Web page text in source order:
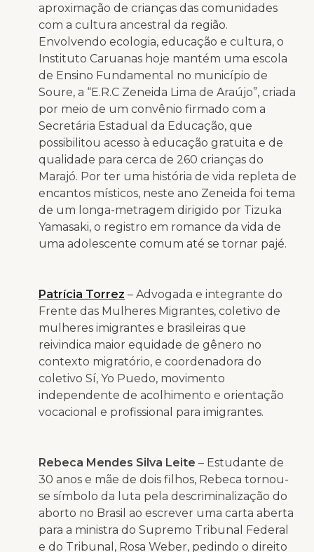
aproximação de crianças das comunidades
com a cultura ancestral da região.
Envolvendo ecologia, educação e cultura, o
Instituto Caruanas hoje mantém uma escola
de Ensino Fundamental no município de
Soure, a “E.R.C Zeneida Lima de Araújo”, criada
por meio de um convênio firmado com a
Secretária Estadual da Educação, que
possibilitou acesso à educação gratuita e de
qualidade para cerca de 260 crianças do
Marajó. Por ter uma história de vida repleta de
encantos místicos, neste ano Zeneida foi tema
de um longa-metragem dirigido por Tizuka
Yamasaki, o registro em romance da vida de
uma adolescente comum até se tornar pajé.
Patrícia Torrez – Advogada e integrante do
Frente das Mulheres Migrantes, coletivo de
mulheres imigrantes e brasileiras que
reivindica maior equidade de gênero no
contexto migratório, e coordenadora do
coletivo Sí, Yo Puedo, movimento
independente de acolhimento e orientação
vocacional e profissional para imigrantes.
Rebeca Mendes Silva Leite – Estudante de
30 anos e mãe de dois filhos, Rebeca tornou-
se símbolo da luta pela descriminalização do
aborto no Brasil ao escrever uma carta aberta
para a ministra do Supremo Tribunal Federal
e do Tribunal, Rosa Weber, pedindo o direito